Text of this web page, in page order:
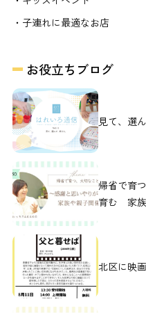
・子連れに最適なお店
お役立ちブログ
見て、選
帰省で育
育む 家族
北区に映